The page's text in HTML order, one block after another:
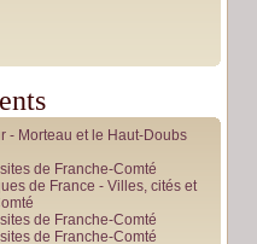
- Morteau et le Haut-Doubs
de Franche-Comté
de France - Villes, cités et
de Franche-Comté
de Franche-Comté